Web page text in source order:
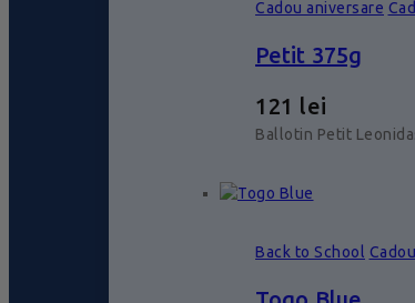
Cadou aniversare
Petit 375g
121 lei
Ballotin Petit
Back to School